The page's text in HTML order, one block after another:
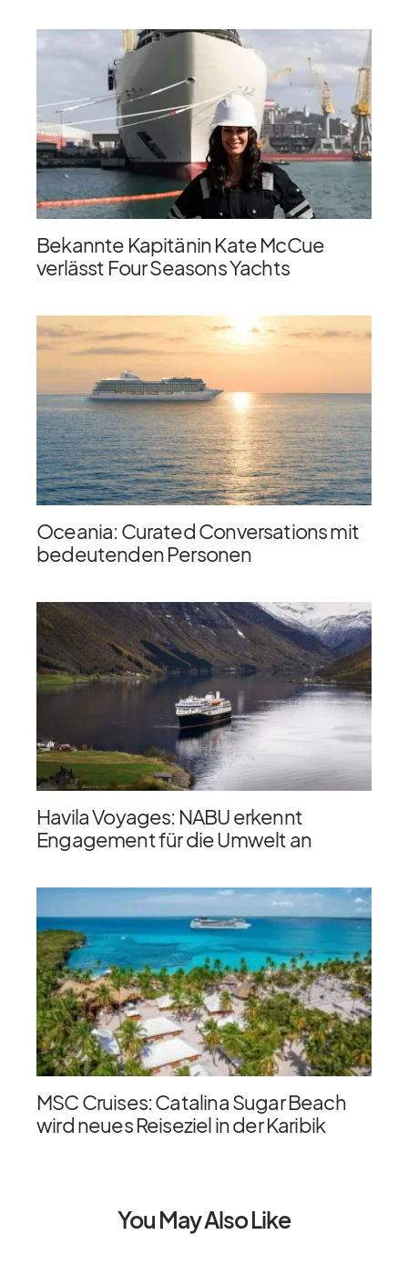
Bekannte Kapitänin Kate McCue
verlässt Four Seasons Yachts
Oceania: Curated Conversations mit
bedeutenden Personen
Havila Voyages: NABU erkennt
Engagement für die Umwelt an
MSC Cruises: Catalina Sugar Beach
wird neues Reiseziel in der Karibik
You May Also Like